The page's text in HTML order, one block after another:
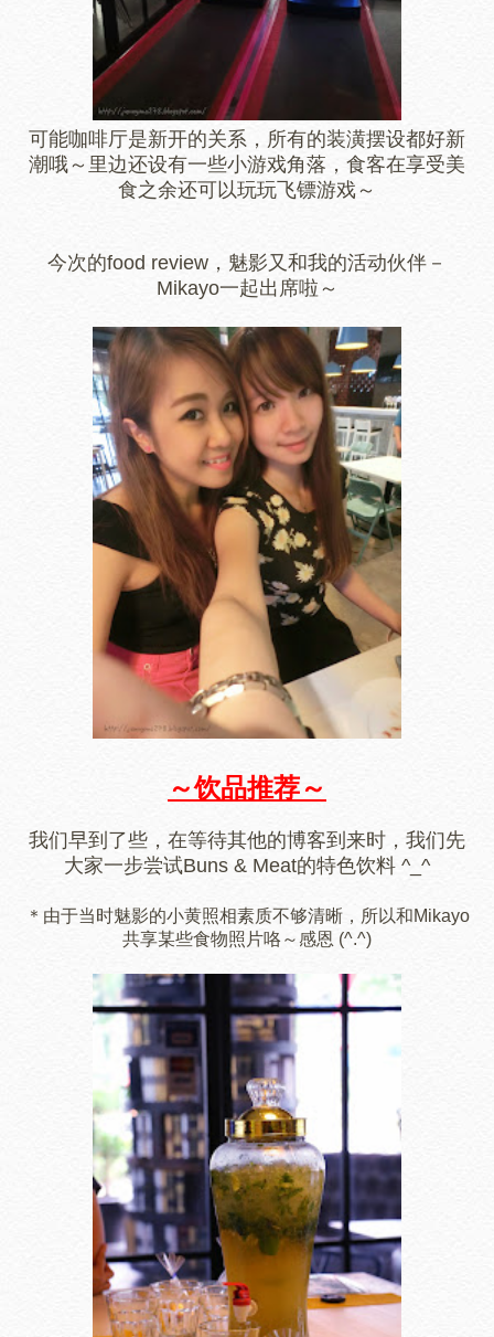
可能咖啡厅是新开的关系，所有的装潢摆设都好新
潮哦～里边还设有一些小游戏角落，食客在享受美
食之余还可以玩玩飞镖游戏～
今次的food review，魅影又和我的活动伙伴－
Mikayo一起出席啦～
～饮品推荐～
我们早到了些，在等待其他的博客到来时，我们先
大家一步尝试Buns & Meat的特色饮料 ^_^
＊由于当时魅影的小黄照相素质不够清晰，所以和Mikayo
共享某些食物照片咯～感恩 (^.^)